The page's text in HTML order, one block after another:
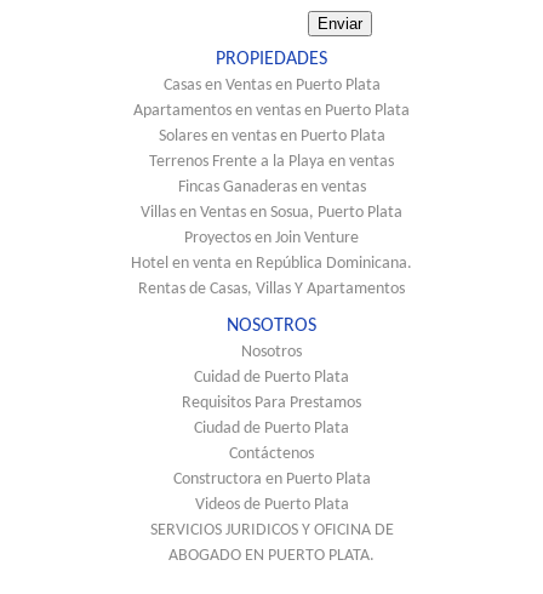
PROPIEDADES
Casas en Ventas en Puerto Plata
Apartamentos en ventas en Puerto Plata
Solares en ventas en Puerto Plata
Terrenos Frente a la Playa en ventas
Fincas Ganaderas en ventas
Villas en Ventas en Sosua, Puerto Plata
Proyectos en Join Venture
Hotel en venta en República Dominicana.
Rentas de Casas, Villas Y Apartamentos
NOSOTROS
Nosotros
Cuidad de Puerto Plata
Requisitos Para Prestamos
Ciudad de Puerto Plata
Contáctenos
Constructora en Puerto Plata
Videos de Puerto Plata
SERVICIOS JURIDICOS Y OFICINA DE
ABOGADO EN PUERTO PLATA.